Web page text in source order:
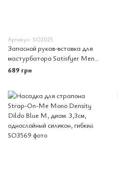
Артикул: SO2025
Запасной рукав-вставка для
мастурбатора Satisfyer Men
TRI DELIGHTS
689 грн